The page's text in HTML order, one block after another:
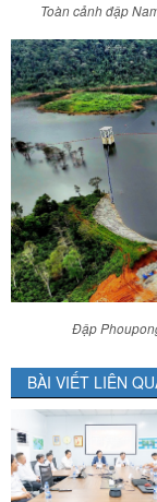
Toàn cảnh đập
Đập
BÀI VIẾT LIÊN